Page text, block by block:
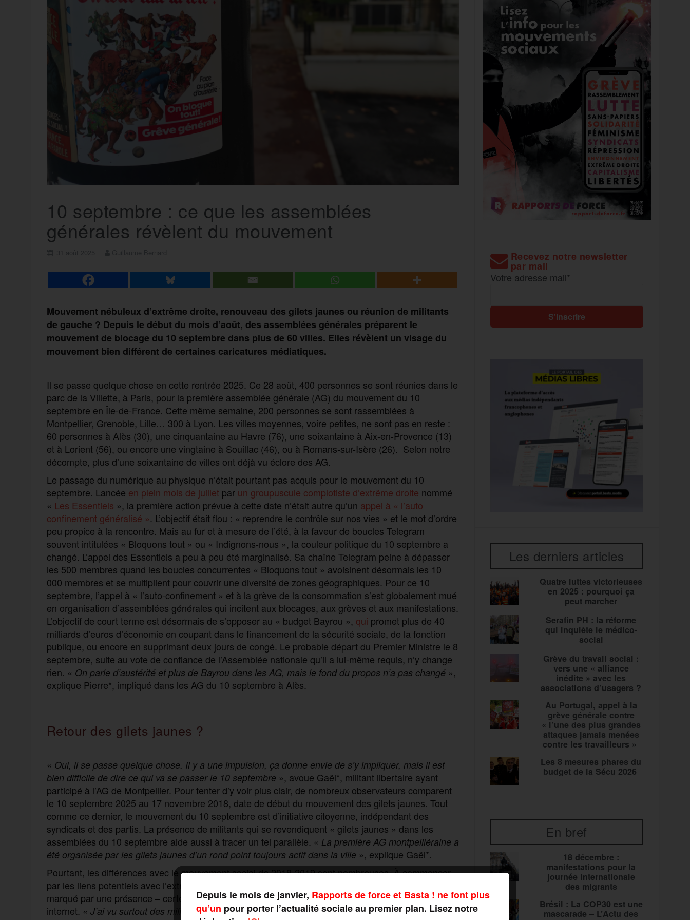
10 septembre : ce que les assemblées
générales révèlent du mouvement
Mouvement nébuleux d’extrême droite, renouveau des gilets jaunes ou réunion de militants
de gauche ? Depuis le début du mois d’août, des assemblées générales préparent le
mouvement de blocage du 10 septembre dans plus de 60 villes. Elles révèlent un visage du
mouvement bien différent de certaines caricatures médiatiques.
Il se passe quelque chose en cette rentrée 2025. Ce 28 août, 400 personnes se sont réunies dans le
parc de la Villette, à Paris, pour la première assemblée générale (AG) du mouvement du 10
septembre en Île-de-France. Cette même semaine, 200 personnes se sont rassemblées à
Montpellier, Grenoble, Lille… 300 à Lyon. Les villes moyennes, voire petites, ne sont pas en reste :
60 personnes à Alès (30), une cinquantaine au Havre (76), une soixantaine à Aix-en-Provence (13)
et à Lorient (56), ou encore une vingtaine à Souillac (46), ou à Romans-sur-Isère (26). Selon notre
décompte, plus d’une soixantaine de villes ont déjà vu éclore des AG.
Le passage du numérique au physique n’était pourtant pas acquis pour le mouvement du 10
septembre. Lancée en plein mois de juillet par un groupuscule complotiste d’extrême droite nommé
« Les Essentiels », la première action prévue à cette date n’était autre qu’un appel à « l’auto
confinement généralisé ». L’objectif était flou : « reprendre le contrôle sur nos vies » et le mot d’ordre
peu propice à la rencontre. Mais au fur et à mesure de l’été, à la faveur de boucles Telegram
souvent intitulées « Bloquons tout » ou « Indignons-nous », la couleur politique du 10 septembre a
changé. L’appel des Essentiels a peu à peu été marginalisé. Sa chaîne Telegram peine à dépasser
les 500 membres quand les boucles concurrentes « Bloquons tout » avoisinent désormais les 10
000 membres et se multiplient pour couvrir une diversité de zones géographiques. Pour ce 10
septembre, l’appel à « l’auto-confinement » et à la grève de la consommation s’est globalement mué
en organisation d’assemblées générales qui incitent aux blocages, aux grèves et aux manifestations.
L’objectif de court terme est désormais de s’opposer au « budget Bayrou », qui promet plus de 40
milliards d’euros d’économie en coupant dans le financement de la sécurité sociale, de la fonction
publique, ou encore en supprimant deux jours de congé. Le probable départ du Premier Ministre le 8
septembre, suite au vote de confiance de l’Assemblée nationale qu’il a lui-même requis, n’y change
rien. « On parle d’austérité et plus de Bayrou dans les AG, mais le fond du propos n’a pas changé»,
explique Pierre*, impliqué dans les AG du 10 septembre à Alès.
Retour des gilets jaunes ?
« Oui, il se passe quelque chose. Il y a une impulsion, ça donne envie de s’y impliquer, mais il est
bien difficile de dire ce qui va se passer le 10 septembre», avoue Gaël*, militant libertaire ayant
participé à l’AG de Montpellier. Pour tenter d’y voir plus clair, de nombreux observateurs comparent
le 10 septembre 2025 au 17 novembre 2018, date de début du mouvement des gilets jaunes. Tout
comme ce dernier, le mouvement du 10 septembre est d’initiative citoyenne, indépendant des
syndicats et des partis. La présence de militants qui se revendiquent « gilets jaunes » dans les
assemblées du 10 septembre aide aussi à tracer un tel parallèle. « La première AG montpelliéraine a
été organisée par les gilets jaunes d’un rond point toujours actif dans la ville», explique Gaël*.
Pourtant, les différences avec le mouvement social de 2018-2019 sont nombreuses. À commencer
par les liens potentiels avec l’extrême droite. Si le début du mouvement des gilets jaunes était
marqué par une présence – certes marginale – de ses militants, elle semble cette fois cantonnée à
internet. « J’ai vu surtout des militants de gauche et des syndicalistes», estime Cyril*, jeune militant
Recevez notre newsletter
par mail
Votre adresse mail*
Les derniers articles
Quatre luttes victorieuses
en 2025 : pourquoi ça
peut marcher
Serafin PH : la réforme
qui inquiète le médico-
social
Grève du travail social :
vers une « alliance
inédite » avec les
associations d’usagers ?
Au Portugal, appel à la
grève générale contre
« l’une des plus grandes
attaques jamais menées
contre les travailleurs »
Les 8 mesures phares du
budget de la Sécu 2026
En bref
18 décembre :
manifestations pour la
journée internationale
des migrants
Brésil : La COP30 est une
mascarade – L’Actu des
Depuis le mois de janvier, Rapports de force et Basta ! ne font plus
qu’un pour porter l’actualité sociale au premier plan. Lisez notre